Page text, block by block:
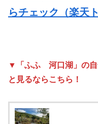
らチェック （楽天
▼「ふふ 河口湖」の自
と見るならこちら！